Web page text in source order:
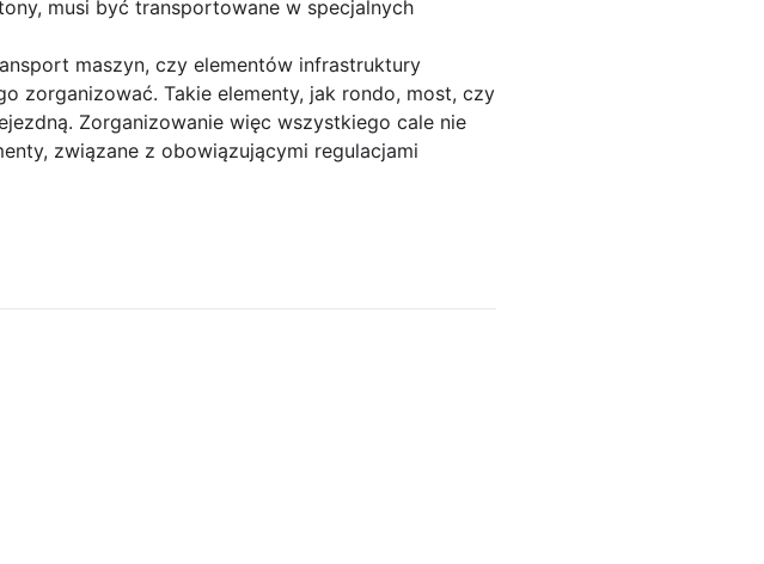
musi być transportowane w specjalnych
maszyn, czy elementów infrastruktury
zorganizować. Takie elementy, jak rondo, most, czy
Zorganizowanie więc wszystkiego cale nie
związane z obowiązującymi regulacjami